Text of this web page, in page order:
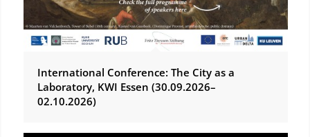
International Conference: The City as a
Laboratory, KWI Essen (30.09.2026–
02.10.2026)